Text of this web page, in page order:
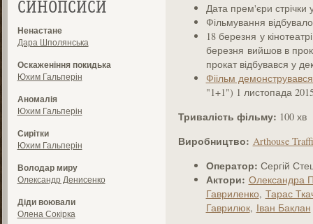
СИНОПСИСИ
Ненастане
Дара Шполянська
Оскаженіння покидька
Юхим Гальперін
Аномалія
Юхим Гальперін
Сирітки
Юхим Гальперін
Володар миру
Олександр Денисенко
Діди воювали
Олена Сокірка
Дата прем'єри стрічки
Фільмування
18 березня у
березня вийшов в
прокат відбувався у
Фіільм
"1+1") 1 листопада
Тривалість фільму: 100 хв
Виробництво: Arthouse
Оператор: Сергій
Актори: Олександра
Гавриленко, Тарас
Гаврилюк, Іван Баклан